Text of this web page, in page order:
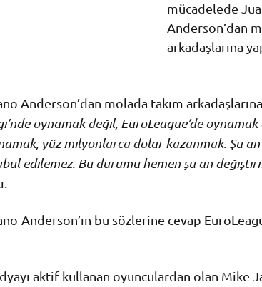
mücadelede
Anderson’dan
arkadaşlarına
Anderson’dan molada takım arkadaşlarına,
oynamak değil, EuroLeague’de
yüz milyonlarca dolar kazanmak. Şu
edilemez. Bu durumu hemen şu an
Anderson’ın bu sözlerine cevap
aktif kullanan oyunculardan olan Mike